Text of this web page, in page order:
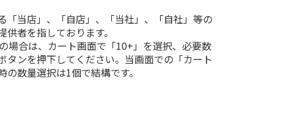
「当店」、「自店」、「当社」、「自社」等の
者を指しております。
場合は、カート画面で「10+」を選択、必要数
タンを押下してください。当画面での「カート
数量選択は1個で結構です。